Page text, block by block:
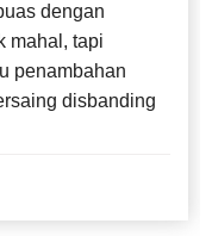
dengan
mahal, tapi
penambahan
disbanding